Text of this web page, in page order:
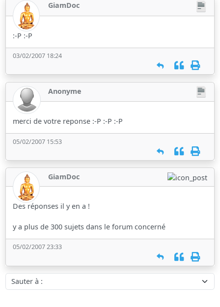
GiamDoc
:-P :-P
03/02/2007 18:24
Anonyme
merci de votre reponse :-P :-P :-P
05/02/2007 15:53
GiamDoc
Des réponses il y en a !
y a plus de 300 sujets dans le forum concerné
05/02/2007 23:33
Sauter à :